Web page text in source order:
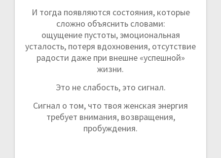
И тогда появляются состояния, которые
сложно объяснить словами:
ощущение пустоты, эмоциональная
усталость, потеря вдохновения, отсутствие
радости даже при внешне «успешной»
жизни.
Это не слабость, это сигнал.
Сигнал о том, что твоя женская энергия
требует внимания, возвращения,
пробуждения.